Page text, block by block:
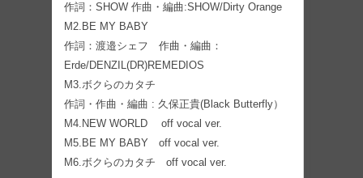
作詞：SHOW 作曲・編曲:SHOW/Dirty Orange
M2.BE MY BABY
作詞：渡邉シェフ 作曲・編曲：
Erde/DENZIL(DR)REMEDIOS
M3.ボクらのカタチ
作詞・作曲・編曲 : 久保正貴(Black Butterfly）
M4.NEW WORLD off vocal ver.
M5.BE MY BABY off vocal ver.
M6.ボクらのカタチ off vocal ver.